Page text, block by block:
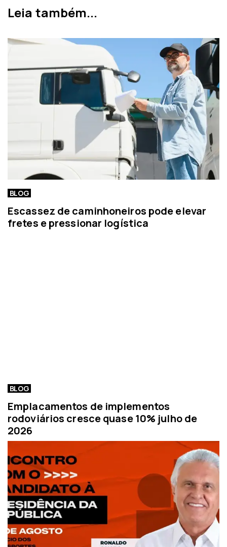
o
o
í
a
Leia também...
BLOG
Escassez de caminhoneiros pode elevar
fretes e pressionar logística
BLOG
Emplacamentos de implementos
rodoviários cresce quase 10% julho de
2026